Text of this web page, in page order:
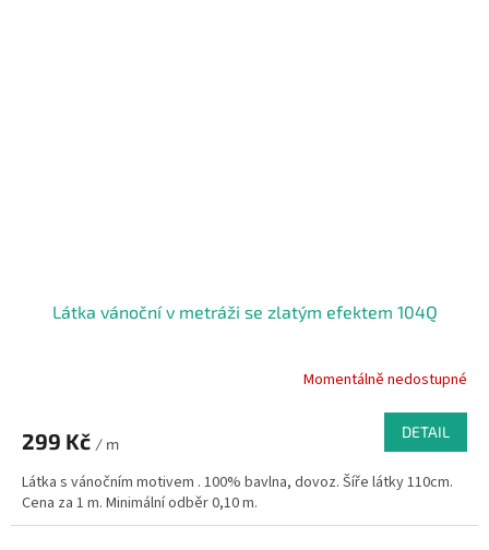
Látka vánoční v metráži se zlatým efektem 104Q
Momentálně nedostupné
299 Kč / m
DETAIL
Látka s vánočním motivem . 100% bavlna, dovoz. Šíře látky 110cm.
Cena za 1 m. Minimální odběr 0,10 m.